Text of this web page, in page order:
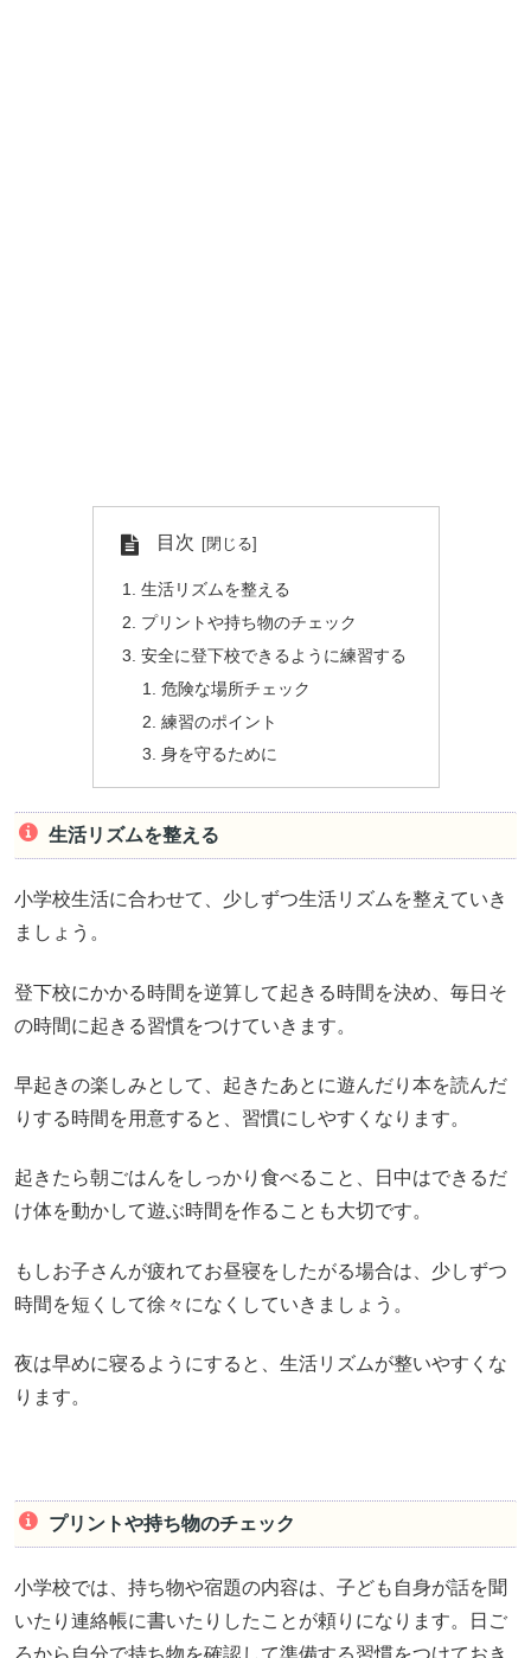
目次
生活リズムを整える
プリントや持ち物のチェック
安全に登下校できるように練習する
危険な場所チェック
練習のポイント
身を守るために
生活リズムを整える
小学校生活に合わせて、少しずつ生活リズムを整えていき
ましょう。
登下校にかかる時間を逆算して起きる時間を決め、毎日そ
の時間に起きる習慣をつけていきます。
早起きの楽しみとして、起きたあとに遊んだり本を読んだ
りする時間を用意すると、習慣にしやすくなります。
起きたら朝ごはんをしっかり食べること、日中はできるだ
け体を動かして遊ぶ時間を作ることも大切です。
もしお子さんが疲れてお昼寝をしたがる場合は、少しずつ
時間を短くして徐々になくしていきましょう。
夜は早めに寝るようにすると、生活リズムが整いやすくな
ります。
プリントや持ち物のチェック
小学校では、持ち物や宿題の内容は、子ども自身が話を聞
いたり連絡帳に書いたりしたことが頼りになります。日ご